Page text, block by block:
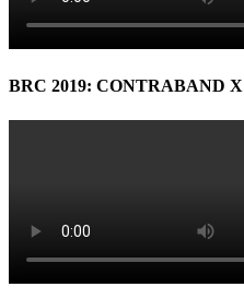
BRC 2019: CONTRABAND X